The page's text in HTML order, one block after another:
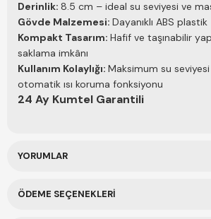
Derinlik: 8.5 cm – ideal su seviyesi ve
Gövde Malzemesi: Dayanıklı ABS plastik
Kompakt Tasarım: Hafif ve taşınabilir
saklama imkânı
Kullanım Kolaylığı: Maksimum su
otomatik ısı koruma fonksiyonu
24 Ay Kumtel Garantili
YORUMLAR
ÖDEME SEÇENEKLERI